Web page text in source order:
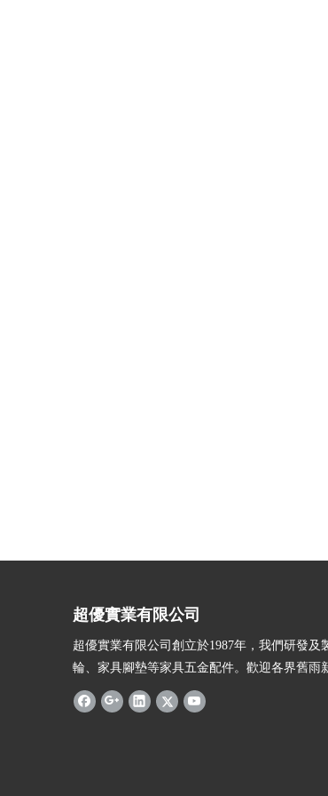
超優實業有限公司
超優實業有限公司創立於1987年，我們研發及
輪、家具腳墊等家具五金配件。歡迎各界舊雨